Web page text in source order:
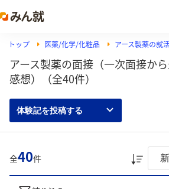
トップ 医薬/化学/化粧品 アース製薬の就
アース製薬の面接（一次面接か
感想）（全40件）
体験記を投稿する
全40件